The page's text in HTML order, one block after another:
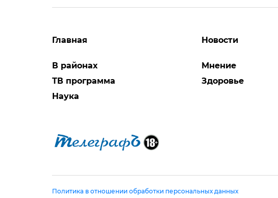
Главная
В районах
ТВ программа
Наука
Новости
Мнение
Здоровье
Политика в отношении обработки персональных данных